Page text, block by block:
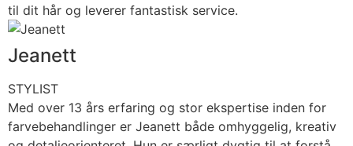
til dit hår og leverer fantastisk service.
Jeanett
STYLIST
Med over 13 års erfaring og stor ekspertise inden for
farvebehandlinger er Jeanett både omhyggelig, kreativ